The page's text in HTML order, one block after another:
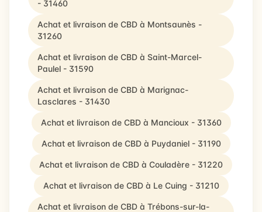
- 31460
Achat et livraison de CBD à Montsaunès -
31260
Achat et livraison de CBD à Saint-Marcel-
Paulel - 31590
Achat et livraison de CBD à Marignac-
Lasclares - 31430
Achat et livraison de CBD à Mancioux - 31360
Achat et livraison de CBD à Puydaniel - 31190
Achat et livraison de CBD à Couladère - 31220
Achat et livraison de CBD à Le Cuing - 31210
Achat et livraison de CBD à Trébons-sur-la-